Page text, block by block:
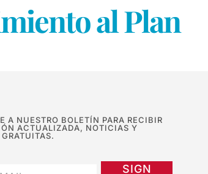
al Plan
A NUESTRO BOLETÍN PARA RECIBIR
ACTUALIZADA, NOTICIAS Y
SIGN